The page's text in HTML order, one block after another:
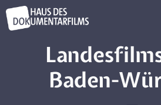
Baden-